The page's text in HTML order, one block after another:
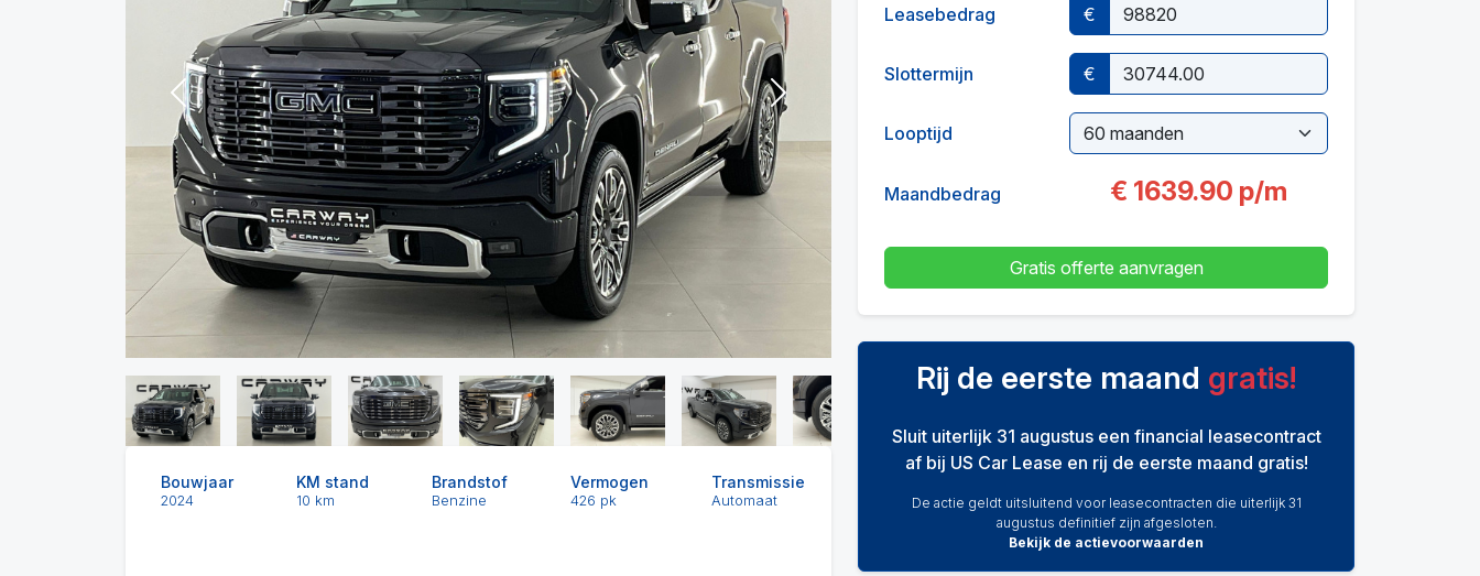
Previous Next
Bouwjaar
2024
KM stand
10 km
Brandstof
Benzine
Vermogen
426 pk
Transmissie
Automaat
Leasebedrag €
Slottermijn €
Looptijd
Maandbedrag € 1639.90 p/m
Gratis offerte aanvragen
Rij de eerste maand gratis!
Sluit uiterlijk 31 augustus een financial leasecontract
af bij US Car Lease en rij de eerste maand gratis!
De actie geldt uitsluitend voor leasecontracten die uiterlijk 31
augustus definitief zijn afgesloten.
Bekijk de actievoorwaarden